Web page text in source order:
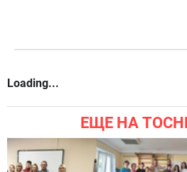
Loading...
ЕЩЕ НА